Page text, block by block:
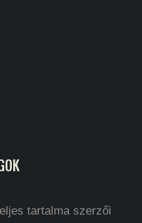
tartalma szerzői